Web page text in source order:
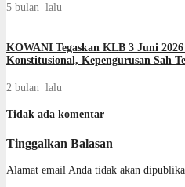
5 bulan lalu
KOWANI Tegaskan KLB 3 Juni
Konstitusional, Kepengurusan Sah
2 bulan lalu
Tidak ada komentar
Tinggalkan Balasan
Alamat email Anda tidak akan